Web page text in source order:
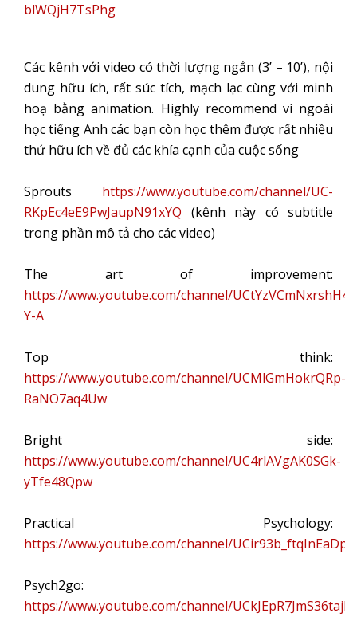
blWQjH7TsPhg
Các kênh với video có thời lượng ngắn (3’ – 10’), nội
dung hữu ích, rất súc tích, mạch lạc cùng với minh
hoạ bằng animation. Highly recommend vì ngoài
học tiếng Anh các bạn còn học thêm được rất nhiều
thứ hữu ích về đủ các khía cạnh của cuộc sống
Sprouts https://www.youtube.com/channel/UC-
RKpEc4eE9PwJaupN91xYQ (kênh này có subtitle
trong phần mô tả cho các video)
The art of improvement:
https://www.youtube.com/channel/
Y-A
Top think:
https://www.youtube.com/channel/UCMlGmHokrQRp-
RaNO7aq4Uw
Bright side:
https://www.youtube.com/channel/UC4rlAVgAK0SGk-
yTfe48Qpw
Practical Psychology:
https://www.youtube.com/channel/
Psych2go:
https://www.youtube.com/channel/